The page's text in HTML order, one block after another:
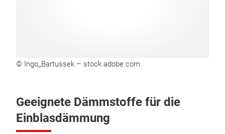
© Ingo_Bartussek – stock.adobe.com
Geeignete Dämmstoffe für die
Einblasdämmung